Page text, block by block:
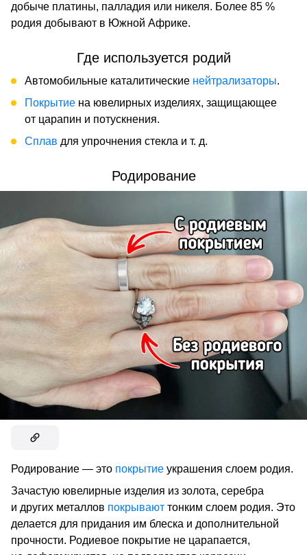
добыче платины, палладия или никеля. Более 85 %
родия добывают в Южной Африке.
Где используется родий
Автомобильные каталитические нейтрализаторы.
Покрытие на ювелирных изделиях, защищающее
от царапин и потускнения.
Сплав для упрочнения стекла и т. д.
Родирование
Родирование — это покрытие украшения слоем родия.
Зачастую ювелирные изделия из золота, серебра
и других металлов покрывают тонким слоем родия. Это
делается для придания им блеска и дополнительной
прочности. Родиевое покрытие не царапается,